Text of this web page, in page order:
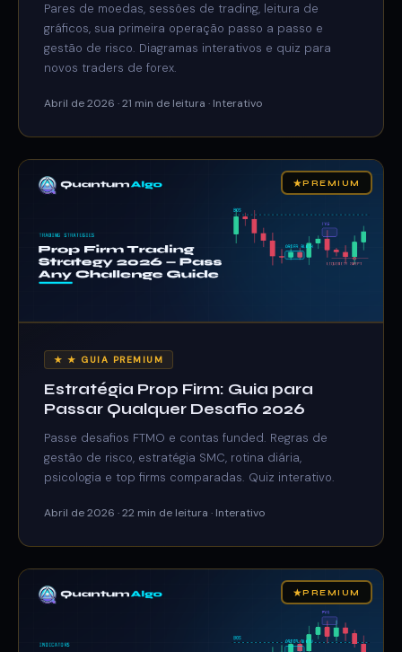
Pares de moedas, sessões de trading, leitura de
gráficos, sua primeira operação passo a passo e
gestão de risco. Diagramas interativos e quiz para
novos traders de forex.
Abril de 2026 · 21 min de leitura · Interativo
★PREMIUM
★ ★ GUIA PREMIUM
Estratégia Prop Firm: Guia para
Passar Qualquer Desafio 2026
Passe desafios FTMO e contas funded. Regras de
gestão de risco, estratégia SMC, rotina diária,
psicologia e top firms comparadas. Quiz interativo.
Abril de 2026 · 22 min de leitura · Interativo
★PREMIUM